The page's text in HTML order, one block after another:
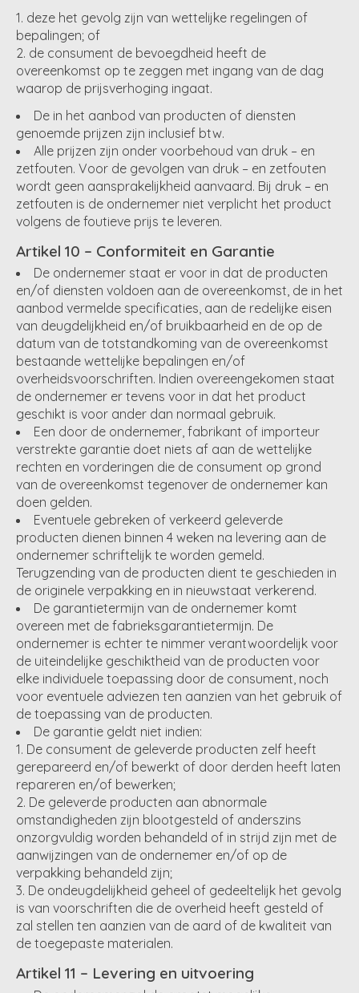
deze het gevolg zijn van wettelijke regelingen of
bepalingen; of
de consument de bevoegdheid heeft de
overeenkomst op te zeggen met ingang van de dag
waarop de prijsverhoging ingaat.
De in het aanbod van producten of diensten
genoemde prijzen zijn inclusief btw.
Alle prijzen zijn onder voorbehoud van druk – en
zetfouten. Voor de gevolgen van druk – en zetfouten
wordt geen aansprakelijkheid aanvaard. Bij druk – en
zetfouten is de ondernemer niet verplicht het product
volgens de foutieve prijs te leveren.
Artikel 10 – Conformiteit en Garantie
De ondernemer staat er voor in dat de producten
en/of diensten voldoen aan de overeenkomst, de in het
aanbod vermelde specificaties, aan de redelijke eisen
van deugdelijkheid en/of bruikbaarheid en de op de
datum van de totstandkoming van de overeenkomst
bestaande wettelijke bepalingen en/of
overheidsvoorschriften. Indien overeengekomen staat
de ondernemer er tevens voor in dat het product
geschikt is voor ander dan normaal gebruik.
Een door de ondernemer, fabrikant of importeur
verstrekte garantie doet niets af aan de wettelijke
rechten en vorderingen die de consument op grond
van de overeenkomst tegenover de ondernemer kan
doen gelden.
Eventuele gebreken of verkeerd geleverde
producten dienen binnen 4 weken na levering aan de
ondernemer schriftelijk te worden gemeld.
Terugzending van de producten dient te geschieden in
de originele verpakking en in nieuwstaat verkerend.
De garantietermijn van de ondernemer komt
overeen met de fabrieksgarantietermijn. De
ondernemer is echter te nimmer verantwoordelijk voor
de uiteindelijke geschiktheid van de producten voor
elke individuele toepassing door de consument, noch
voor eventuele adviezen ten aanzien van het gebruik of
de toepassing van de producten.
De garantie geldt niet indien:
De consument de geleverde producten zelf heeft
gerepareerd en/of bewerkt of door derden heeft laten
repareren en/of bewerken;
De geleverde producten aan abnormale
omstandigheden zijn blootgesteld of anderszins
onzorgvuldig worden behandeld of in strijd zijn met de
aanwijzingen van de ondernemer en/of op de
verpakking behandeld zijn;
De ondeugdelijkheid geheel of gedeeltelijk het gevolg
is van voorschriften die de overheid heeft gesteld of
zal stellen ten aanzien van de aard of de kwaliteit van
de toegepaste materialen.
Artikel 11 – Levering en uitvoering